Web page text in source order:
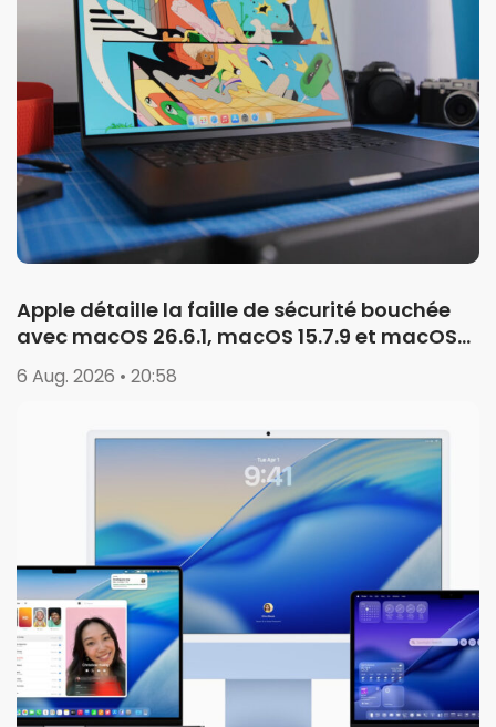
Apple détaille la faille de sécurité bouchée
avec macOS 26.6.1, macOS 15.7.9 et macOS
14.8.9
6 Aug. 2026 • 20:58